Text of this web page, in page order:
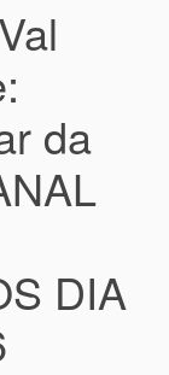
da
DIA